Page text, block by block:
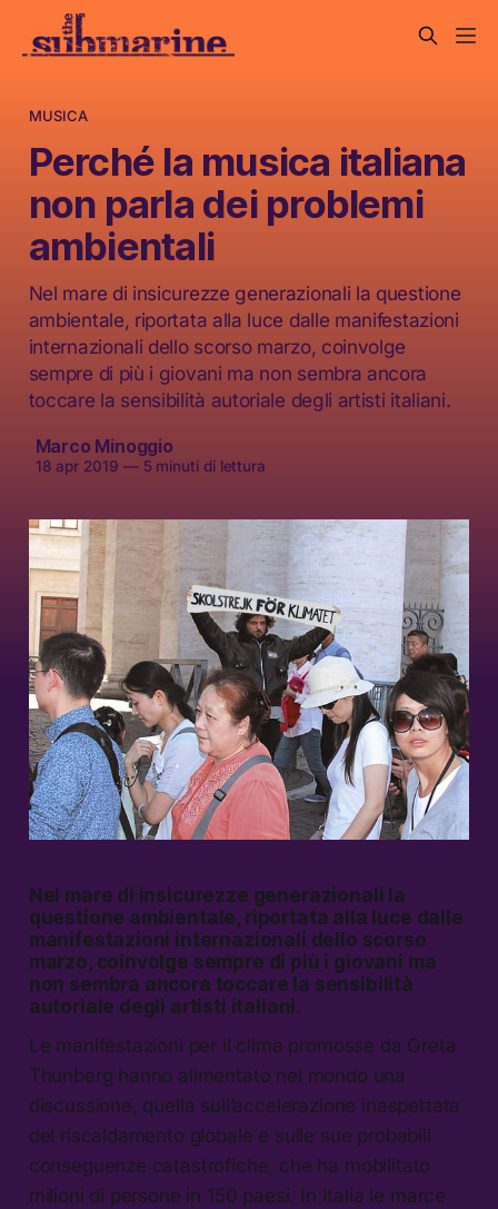
MUSICA
Perché la musica italiana
non parla dei problemi
ambientali
Nel mare di insicurezze generazionali la questione
ambientale, riportata alla luce dalle manifestazioni
internazionali dello scorso marzo, coinvolge
sempre di più i giovani ma non sembra ancora
toccare la sensibilità autoriale degli artisti italiani.
Marco Minoggio
18 apr 2019 —5 minuti di lettura
Nel mare di insicurezze generazionali la
questione ambientale, riportata alla luce dalle
manifestazioni internazionali dello scorso
marzo, coinvolge sempre di più i giovani ma
non sembra ancora toccare la sensibilità
autoriale degli artisti italiani.
Le manifestazioni per il clima promosse da Greta
Thunberg hanno alimentato nel mondo una
discussione, quella sull’accelerazione inaspettata
del riscaldamento globale e sulle sue probabili
conseguenze catastrofiche, che ha mobilitato
milioni di persone in 150 paesi. In Italia le marce